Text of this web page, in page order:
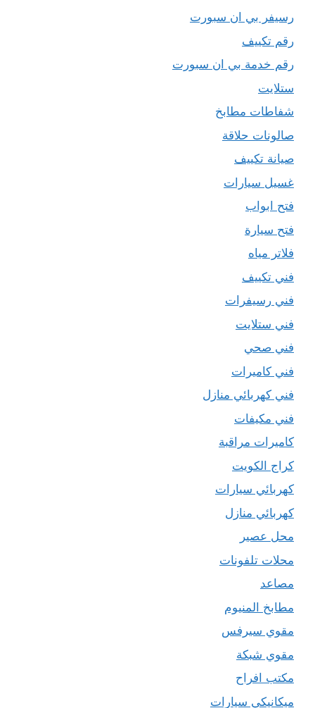
رسيفر بي ان سبورت
رقم تكييف
رقم خدمة بي ان سبورت
ستلايت
شفاطات مطابخ
صالونات حلاقة
صيانة تكييف
غسيل سيارات
فتح ابواب
فتح سيارة
فلاتر مياه
فني تكييف
فني رسيفرات
فني ستلايت
فني صحي
فني كاميرات
فني كهربائي منازل
فني مكيفات
كاميرات مراقبة
كراج الكويت
كهربائي سيارات
كهربائي منازل
محل عصير
محلات تلفونات
مصاعد
مطابخ المنيوم
مقوي سيرفس
مقوي شبكة
مكتب افراح
ميكانيكي سيارات